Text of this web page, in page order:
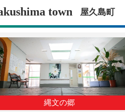
town 屋久島町
縄文の郷